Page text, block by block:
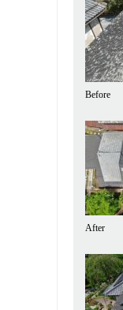
Before
After